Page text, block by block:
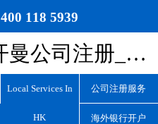
400 118 5939
香港公司注册_开曼公司注册_BVI公司注册_离岸公司注册_宏源国际咨询
Local Services In
HK
公司注册服务
海外银行开户